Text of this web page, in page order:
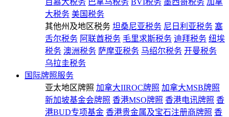
百慕大税务 巴拿马税务 BVI税务 墨西哥税务 加拿
大税务 美国税务
其他州及地区税务 坦桑尼亚税务 尼日利亚税务 塞
舌尔税务 阿联酋税务 毛里求斯税务 迪拜税务 纽埃
税务 澳洲税务 萨摩亚税务 马绍尔税务 开曼税务
乌拉圭税务
国际牌照服务
亚太地区牌照 加拿大IIROC牌照 加拿大MSB牌照
新加坡基金会牌照 香港MSO牌照 香港电讯牌照 香
港BUD专项基金 香港贵金属及宝石注册商牌照 香